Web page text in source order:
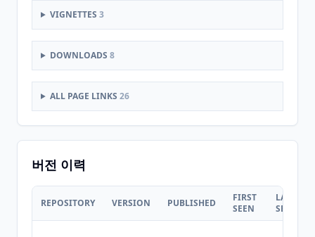
VIGNETTES 3
DOWNLOADS 8
ALL PAGE LINKS 26
버전 이력
REPOSITORY VERSION PUBLISHED
FIRST
SEEN
LAST
SEEN